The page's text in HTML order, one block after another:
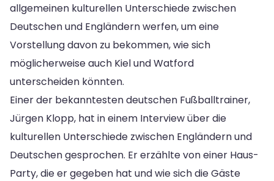
allgemeinen kulturellen Unterschiede zwischen
Deutschen und Engländern werfen, um eine
Vorstellung davon zu bekommen, wie sich
möglicherweise auch Kiel und Watford
unterscheiden könnten.
Einer der bekanntesten deutschen Fußballtrainer,
Jürgen Klopp, hat in einem Interview über die
kulturellen Unterschiede zwischen Engländern und
Deutschen gesprochen. Er erzählte von einer Haus-
Party, die er gegeben hat und wie sich die Gäste